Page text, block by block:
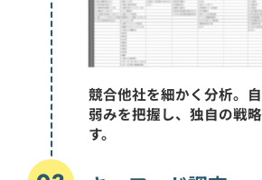
競合他社を細かく分析。
弱みを把握し、独自の戦
す。